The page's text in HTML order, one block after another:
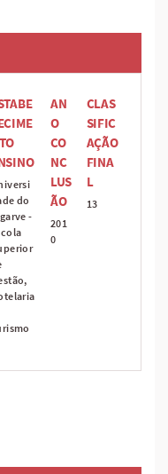
do
-
AN
O
CO
NC
LUS
ÃO
201
0
CLAS
SIFIC
AÇÃO
FINA
L
13